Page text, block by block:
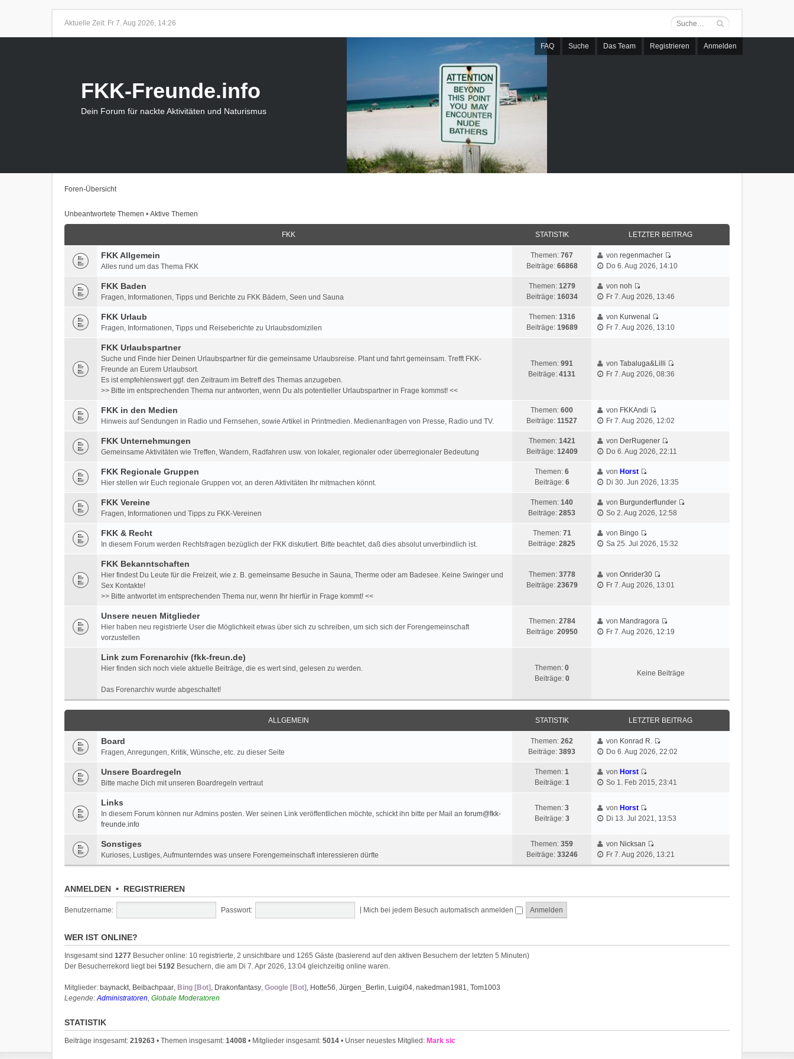
Aktuelle Zeit: Fr 7. Aug 2026, 14:26
FAQ Suche Das Team Registrieren Anmelden
FKK-Freunde.info
Dein Forum für nackte Aktivitäten und Naturismus
Foren-Übersicht
Unbeantwortete Themen • Aktive Themen
FKK STATISTIK LETZTER BEITRAG
FKK Allgemein
Alles rund um das Thema FKK
Themen: 767
Beiträge: 66868
vonregenmacher
Do 6. Aug 2026, 14:10
FKK Baden
Fragen, Informationen, Tipps und Berichte zu FKK Bädern, Seen und Sauna
Themen: 1279
Beiträge: 16034
vonnoh
Fr 7. Aug 2026, 13:46
FKK Urlaub
Fragen, Informationen, Tipps und Reiseberichte zu Urlaubsdomizilen
Themen: 1316
Beiträge: 19689
von Kurwenal
Fr 7. Aug 2026, 13:10
FKK Urlaubspartner
Suche und Finde hier Deinen Urlaubspartner für die gemeinsame Urlaubsreise. Plant und fahrt gemeinsam. Trefft FKK-
Freunde an Eurem Urlaubsort.
Es ist empfehlenswert ggf. den Zeitraum im Betreff des Themas anzugeben.
>> Bitte im entsprechenden Thema nur antworten, wenn Du als potentieller Urlaubspartner in Frage kommst! <<
Themen: 991
Beiträge: 4131
vonTabaluga&Lilli
Fr 7. Aug 2026, 08:36
FKK in den Medien
Hinweis auf Sendungen in Radio und Fernsehen, sowie Artikel in Printmedien. Medienanfragen von Presse, Radio und TV.
Themen: 600
Beiträge: 11527
von FKKAndi
Fr 7. Aug 2026, 12:02
FKK Unternehmungen
Gemeinsame Aktivitäten wie Treffen, Wandern, Radfahren usw. von lokaler, regionaler oder überregionaler Bedeutung
Themen: 1421
Beiträge: 12409
von DerRugener
Do 6. Aug 2026, 22:11
FKK Regionale Gruppen
Hier stellen wir Euch regionale Gruppen vor, an deren Aktivitäten Ihr mitmachen könnt.
Themen: 6
Beiträge: 6
von Horst
Di 30. Jun 2026, 13:35
FKK Vereine
Fragen, Informationen und Tipps zu FKK-Vereinen
Themen: 140
Beiträge: 2853
von Burgunderflunder
So 2. Aug 2026, 12:58
FKK & Recht
In diesem Forum werden Rechtsfragen bezüglich der FKK diskutiert. Bitte beachtet, daß dies absolut unverbindlich ist.
Themen: 71
Beiträge: 2825
von Bingo
Sa 25. Jul 2026, 15:32
FKK Bekanntschaften
Hier findest Du Leute für die Freizeit, wie z. B. gemeinsame Besuche in Sauna, Therme oder am Badesee. Keine Swinger und
Sex Kontakte!
>> Bitte antwortet im entsprechenden Thema nur, wenn Ihr hierfür in Frage kommt! <<
Themen: 3778
Beiträge: 23679
vonOnrider30
Fr 7. Aug 2026, 13:01
Unsere neuen Mitglieder
Hier haben neu registrierte User die Möglichkeit etwas über sich zu schreiben, um sich sich der Forengemeinschaft
vorzustellen
Themen: 2784
Beiträge: 20950
von Mandragora
Fr 7. Aug 2026, 12:19
Link zum Forenarchiv (fkk-freun.de)
Hier finden sich noch viele aktuelle Beiträge, die es wert sind, gelesen zu werden.
Das Forenarchiv wurde abgeschaltet!
Themen: 0
Beiträge: 0
Keine Beiträge
ALLGEMEIN STATISTIK LETZTER BEITRAG
Board
Fragen, Anregungen, Kritik, Wünsche, etc. zu dieser Seite
Themen: 262
Beiträge: 3893
von Konrad R.
Do 6. Aug 2026, 22:02
Unsere Boardregeln
Bitte mache Dich mit unseren Boardregeln vertraut
Themen: 1
Beiträge: 1
von Horst
So 1. Feb 2015, 23:41
Links
In diesem Forum können nur Admins posten. Wer seinen Link veröffentlichen möchte, schickt ihn bitte per Mail an forum@fkk-
freunde.info
Themen: 3
Beiträge: 3
von Horst
Di 13. Jul 2021, 13:53
Sonstiges
Kurioses, Lustiges, Aufmunterndes was unsere Forengemeinschaft interessieren dürfte
Themen: 359
Beiträge: 33246
von Nicksan
Fr 7. Aug 2026, 13:21
ANMELDEN • REGISTRIEREN
Benutzername: Passwort: Mich bei jedem Besuch automatisch anmelden
WER IST ONLINE?
Insgesamt sind 1277 Besucher online: 10 registrierte, 2 unsichtbare und 1265 Gäste (basierend auf den aktiven Besuchern der letzten 5 Minuten)
Der Besucherrekord liegt bei 5192 Besuchern, die am Di 7. Apr 2026, 13:04 gleichzeitig online waren.
Mitglieder: baynackt, Beibachpaar, Bing [Bot] , Drakonfantasy, Google [Bot] , Hotte56, Jürgen_Berlin, Luigi04, nakedman1981, Tom1003
Legende:Administratoren, Globale Moderatoren
STATISTIK
Beiträge insgesamt: 219263 • Themen insgesamt: 14008 • Mitglieder insgesamt: 5014 • Unser neuestes Mitglied: Mark sic